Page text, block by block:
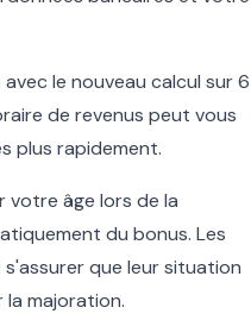
le nouveau calcul sur 6
de revenus peut vous
plus rapidement.
votre âge lors de la
du bonus. Les
que leur situation
majoration.